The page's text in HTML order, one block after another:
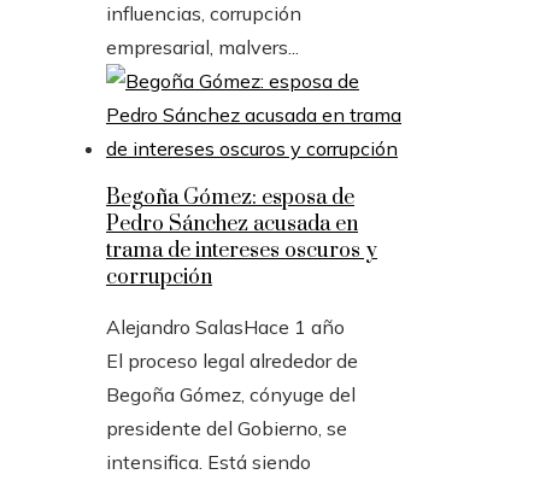
influencias, corrupción
empresarial, malvers...
Begoña Gómez: esposa de
Pedro Sánchez acusada en
trama de intereses oscuros y
corrupción
Alejandro SalasHace 1 año
El proceso legal alrededor de
Begoña Gómez, cónyuge del
presidente del Gobierno, se
intensifica. Está siendo